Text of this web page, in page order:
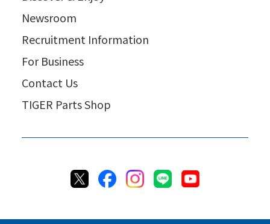
Newsroom
Recruitment Information
For Business
Contact Us
TIGER Parts Shop